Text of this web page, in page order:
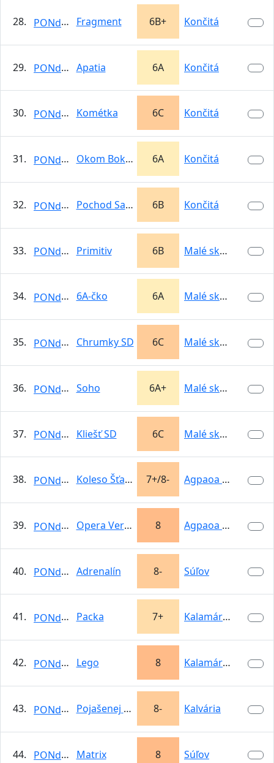
28. PONdeLOK Fragment 6B+ Končitá
29. PONdeLOK Apatia 6A Končitá
30. PONdeLOK Kométka 6C Končitá
31. PONdeLOK Okom Bokom 6A Končitá
32. PONdeLOK Pochod Salamandier 6B Končitá
33. PONdeLOK Primitiv 6B Malé skalky -…
34. PONdeLOK 6A-čko 6A Malé skalky -…
35. PONdeLOK Chrumky SD 6C Malé skalky -…
36. PONdeLOK Soho 6A+ Malé skalky -…
37. PONdeLOK Kliešť SD 6C Malé skalky -…
38. PONdeLOK Koleso Šťastia 7+/8- Agpaoa Kamenné
39. PONdeLOK Opera Vertikal 8 Agpaoa Kamenné
40. PONdeLOK Adrenalín 8- Súľov
41. PONdeLOK Packa 7+ Kalamárka
42. PONdeLOK Lego 8 Kalamárka
43. PONdeLOK Pojašenej Boďuľke 8- Kalvária
44. PONdeLOK Matrix 8 Súľov